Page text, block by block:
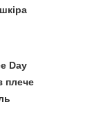
Day
плече